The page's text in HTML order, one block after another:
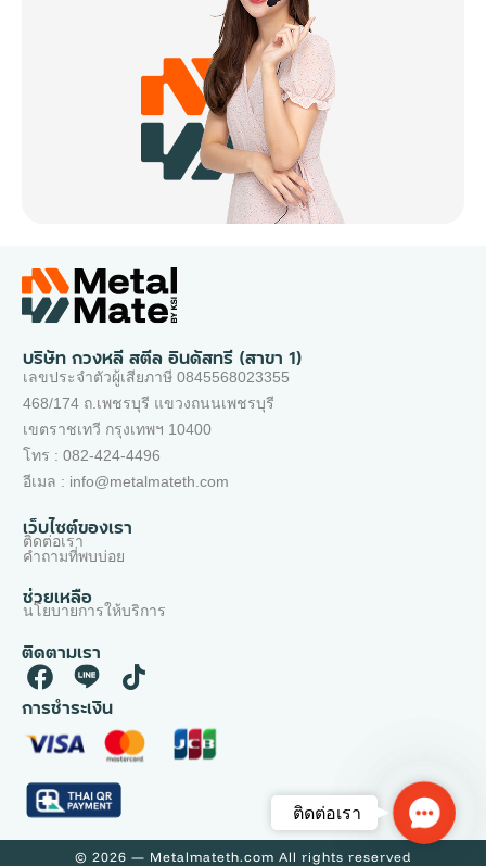
บริษัท กวงหลี สตีล อินดัสทรี (สาขา 1)
เลขประจำตัวผู้เสียภาษี 0845568023355
468/174 ถ.เพชรบุรี แขวงถนนเพชรบุรี
เขตราชเทวี กรุงเทพฯ 10400
โทร : 082-424-4496
อีเมล : info@metalmateth.com
เว็บไซต์ของเรา
ติดต่อเรา
คำถามที่พบบ่อย
ช่วยเหลือ
นโยบายการให้บริการ
ติดตามเรา
การชำระเงิน
© 2026 — Metalmateth.com All rights reserved
Us
ติดต่อเรา